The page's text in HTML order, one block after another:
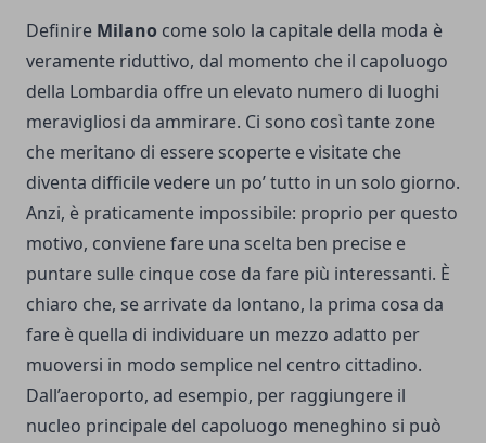
Definire Milano come solo la capitale della moda è
veramente riduttivo, dal momento che il capoluogo
della Lombardia offre un elevato numero di luoghi
meravigliosi da ammirare. Ci sono così tante zone
che meritano di essere scoperte e visitate che
diventa difficile vedere un po’ tutto in un solo giorno.
Anzi, è praticamente impossibile: proprio per questo
motivo, conviene fare una scelta ben precise e
puntare sulle cinque cose da fare più interessanti. È
chiaro che, se arrivate da lontano, la prima cosa da
fare è quella di individuare un mezzo adatto per
muoversi in modo semplice nel centro cittadino.
Dall’aeroporto, ad esempio, per raggiungere il
nucleo principale del capoluogo meneghino si può